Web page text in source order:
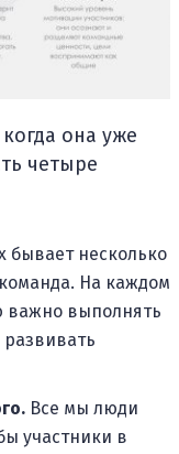
она уже
четыре
бывает несколько
На каждом
важно выполнять
Все мы люди
участники в